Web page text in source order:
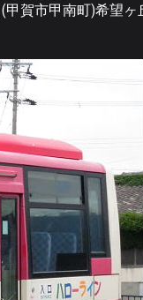
賀市甲南町)希望ヶ